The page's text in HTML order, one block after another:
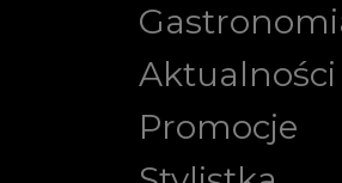
Aktualności
Promocje